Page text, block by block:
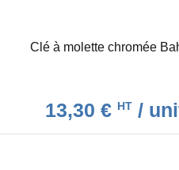
Clé à molette chromée
13,30 € HT /